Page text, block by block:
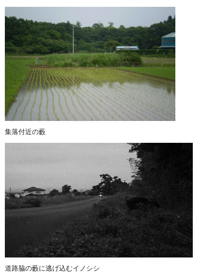
集落付近の藪
道路脇の藪に逃げ込むイノシシ